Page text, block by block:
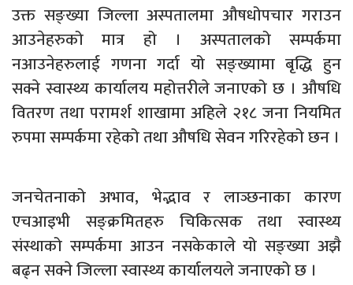
उक्त सङ्ख्या जिल्ला अस्पतालमा औषधोपचार गराउन
आउनेहरुको मात्र हो । अस्पतालको सम्पर्कमा
नआउनेहरुलाई गणना गर्दा यो सङ्ख्यामा बृद्धि हुन
सक्ने स्वास्थ्य कार्यालय महोत्तरीले जनाएको छ । औषधि
वितरण तथा परामर्श शाखामा अहिले २१८ जना नियमित
रुपमा सम्पर्कमा रहेको तथा औषधि सेवन गरिरहेको छन ।
जनचेतनाको अभाव, भेद्भाव र लाञ्छनाका कारण
एचआइभी सङ्क्रमितहरु चिकित्सक तथा स्वास्थ्य
संस्थाको सम्पर्कमा आउन नसकेकाले यो सङ्ख्या अझै
बढ्न सक्ने जिल्ला स्वास्थ्य कार्यालयले जनाएको छ ।